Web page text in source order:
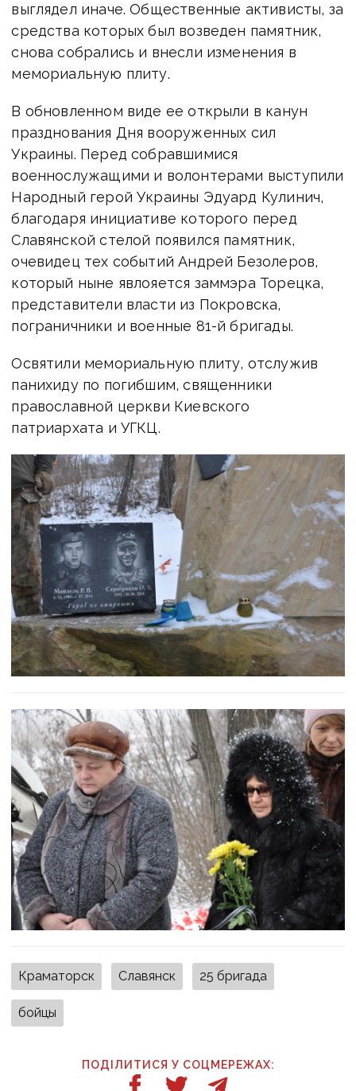
выглядел иначе. Общественные активисты, за
средства которых был возведен памятник,
снова собрались и внесли изменения в
мемориальную плиту.
В обновленном виде ее открыли в канун
празднования Дня вооруженных сил
Украины. Перед собравшимися
военнослужащими и волонтерами выступили
Народный герой Украины Эдуард Кулинич,
благодаря инициативе которого перед
Славянской стелой появился памятник,
очевидец тех событий Андрей Безолеров,
который ныне явлояется заммэра Торецка,
представители власти из Покровска,
пограничники и военные 81-й бригады.
Освятили мемориальную плиту, отслужив
панихиду по погибшим, священники
православной церкви Киевского
патриархата и УГКЦ.
Краматорск Славянск 25 бригада
бойцы
ПОДІЛИТИСЯ У СОЦМЕРЕЖАХ: